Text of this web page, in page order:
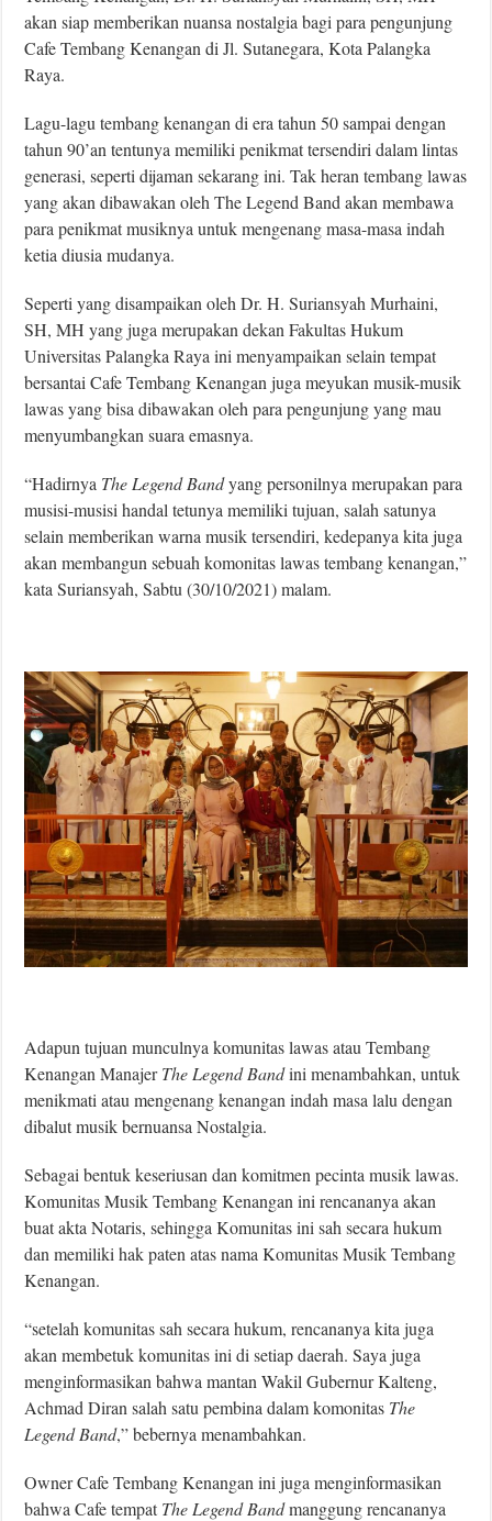
akan siap memberikan nuansa nostalgia bagi para pengunjung
Cafe Tembang Kenangan di Jl. Sutanegara, Kota Palangka
Raya.
Lagu-lagu tembang kenangan di era tahun 50 sampai dengan
tahun 90’an tentunya memiliki penikmat tersendiri dalam lintas
generasi, seperti dijaman sekarang ini. Tak heran tembang lawas
yang akan dibawakan oleh The Legend Band akan membawa
para penikmat musiknya untuk mengenang masa-masa indah
ketia diusia mudanya.
Seperti yang disampaikan oleh Dr. H. Suriansyah Murhaini,
SH, MH yang juga merupakan dekan Fakultas Hukum
Universitas Palangka Raya ini menyampaikan selain tempat
bersantai Cafe Tembang Kenangan juga meyukan musik-musik
lawas yang bisa dibawakan oleh para pengunjung yang mau
menyumbangkan suara emasnya.
“Hadirnya The Legend Bandyang personilnya merupakan para
musisi-musisi handal tetunya memiliki tujuan, salah satunya
selain memberikan warna musik tersendiri, kedepanya kita juga
akan membangun sebuah komonitas lawas tembang kenangan,”
kata Suriansyah, Sabtu (30/10/2021) malam.
Adapun tujuan munculnya komunitas lawas atau Tembang
Kenangan ManajerThe Legend Bandini menambahkan, untuk
menikmati atau mengenang kenangan indah masa lalu dengan
dibalut musik bernuansa Nostalgia.
Sebagai bentuk keseriusan dan komitmen pecinta musik lawas.
Komunitas Musik Tembang Kenangan ini rencananya akan
buat akta Notaris, sehingga Komunitas ini sah secara hukum
dan memiliki hak paten atas nama Komunitas Musik Tembang
Kenangan.
“setelah komunitas sah secara hukum, rencananya kita juga
akan membetuk komunitas ini di setiap daerah. Saya juga
menginformasikan bahwa mantan Wakil Gubernur Kalteng,
Achmad Diran salah satu pembina dalam komonitas The
Legend Band,” bebernya menambahkan.
Owner Cafe Tembang Kenangan ini juga menginformasikan
bahwa Cafe tempatThe Legend Bandmanggung rencananya